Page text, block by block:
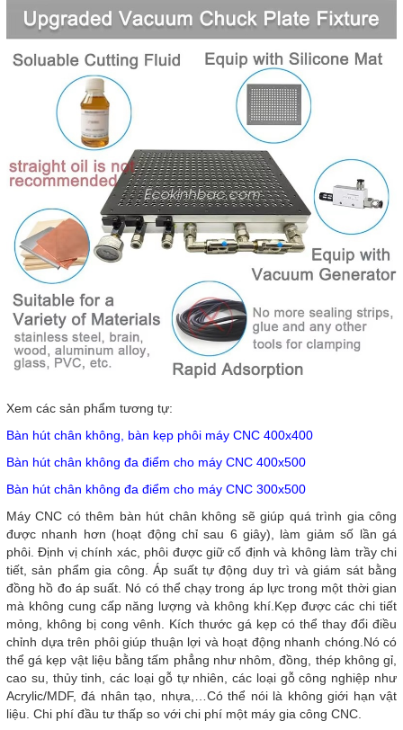
Xem các sản phẩm tương tự:
Bàn hút chân không, bàn kẹp phôi máy CNC 400x400
Bàn hút chân không đa điểm cho máy CNC 400x500
Bàn hút chân không đa điểm cho máy CNC 300x500
Máy CNC có thêm bàn hút chân không sẽ giúp quá trình gia công
được nhanh hơn (hoạt động chỉ sau 6 giây), làm giảm số lần gá
phôi. Định vị chính xác, phôi được giữ cố định và không làm trầy chi
tiết, sản phẩm gia công. Áp suất tự động duy trì và giám sát bằng
đồng hồ đo áp suất. Nó có thể chạy trong áp lực trong một thời gian
mà không cung cấp năng lượng và không khí.Kẹp được các chi tiết
mỏng, không bị cong vênh. Kích thước gá kẹp có thể thay đổi điều
chỉnh dựa trên phôi giúp thuận lợi và hoạt động nhanh chóng.Nó có
thể gá kẹp vật liệu bằng tấm phẳng như nhôm, đồng, thép không gỉ,
cao su, thủy tinh, các loại gỗ tự nhiên, các loại gỗ công nghiệp như
Acrylic/MDF, đá nhân tạo, nhựa,…Có thể nói là không giới hạn vật
liệu. Chi phí đầu tư thấp so với chi phí một máy gia công CNC.